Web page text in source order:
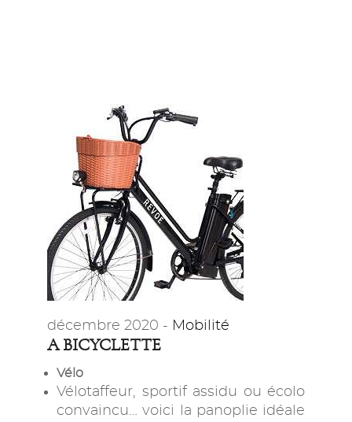
décembre 2020 - Mobilité
A BICYCLETTE
Vélo
Vélotaffeur, sportif assidu ou écolo
convaincu… voici la panoplie idéale